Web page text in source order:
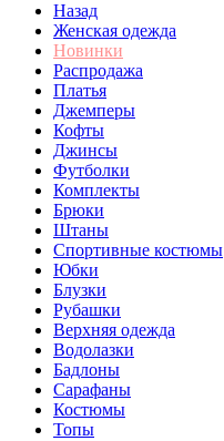
Назад
Женская одежда
Новинки
Распродажа
Платья
Джемперы
Кофты
Джинсы
Футболки
Комплекты
Брюки
Штаны
Спортивные костюмы
Юбки
Блузки
Рубашки
Верхняя одежда
Водолазки
Бадлоны
Сарафаны
Костюмы
Топы